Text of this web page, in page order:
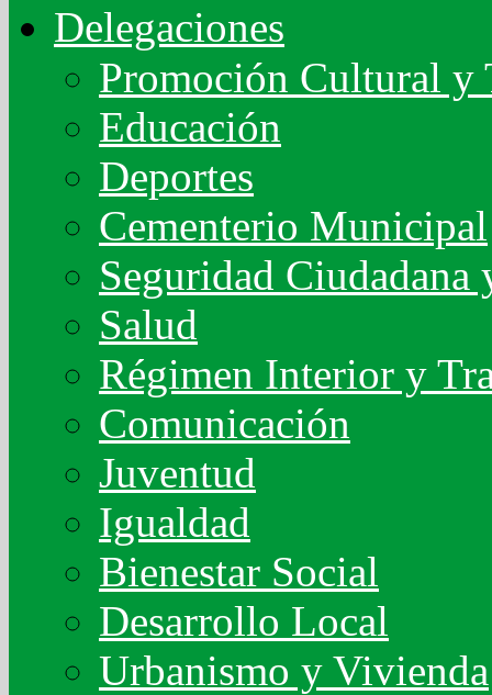
Delegaciones
Promoción Cultural y
Educación
Deportes
Cementerio Municipal
Seguridad
Salud
Régimen Interior y
Comunicación
Juventud
Igualdad
Bienestar Social
Desarrollo Local
Urbanismo y Vivienda